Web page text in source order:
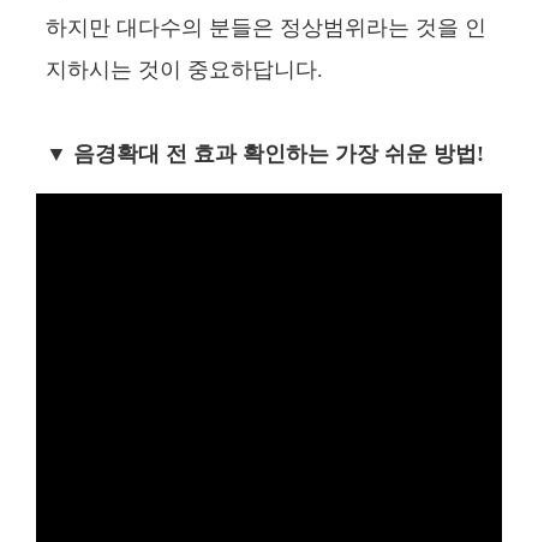
하지만 대다수의 분들은 정상범위라는 것을 인
지하시는 것이 중요하답니다.
▼ 음경확대 전 효과 확인하는 가장 쉬운 방법!